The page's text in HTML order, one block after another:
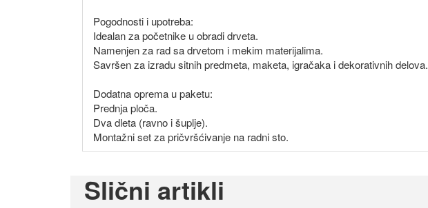
Pogodnosti i upotreba:
Idealan za početnike u obradi drveta.
Namenjen za rad sa drvetom i mekim materijalima.
Savršen za izradu sitnih predmeta, maketa, igračaka i dekorativnih delova.
Dodatna oprema u paketu:
Prednja ploča.
Dva dleta (ravno i šuplje).
Montažni set za pričvršćivanje na radni sto.
Slični artikli